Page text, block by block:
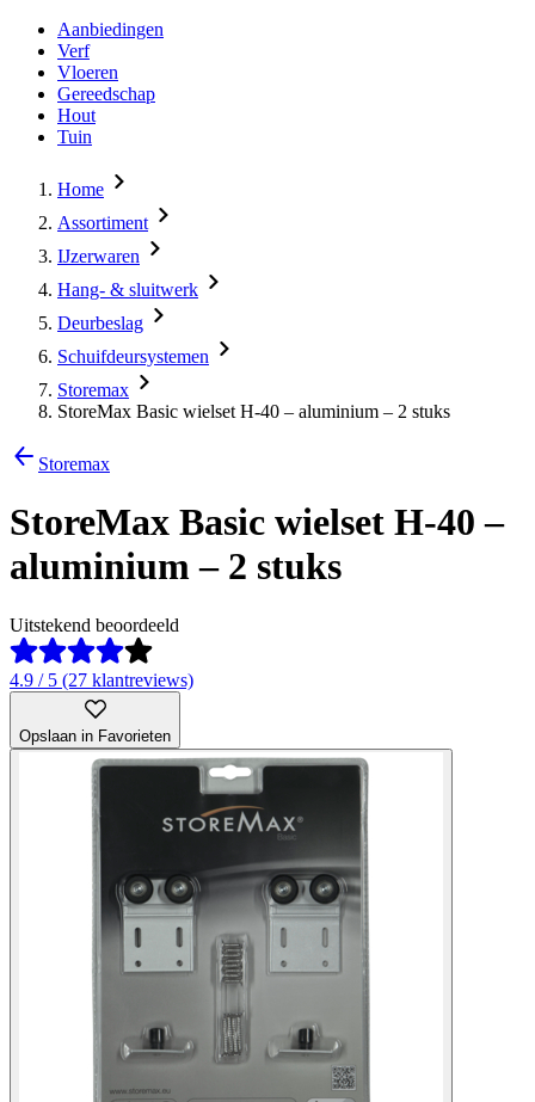
Aanbiedingen
Verf
Vloeren
Gereedschap
Hout
Tuin
Home
Assortiment
IJzerwaren
Hang- & sluitwerk
Deurbeslag
Schuifdeursystemen
Storemax
StoreMax Basic wielset H-40 – aluminium – 2 stuks
Storemax
StoreMax Basic wielset H-40 –
aluminium – 2 stuks
Uitstekend beoordeeld
4.9 / 5 (27 klantreviews)
Opslaan in Favorieten